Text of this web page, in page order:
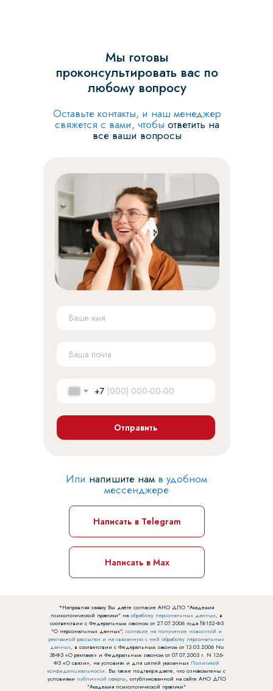
Мы готовы
проконсультировать вас по
любому вопросу
Оставьте контакты, и наш менеджер
свяжется с вами, чтобы ответить на
все ваши вопросы
+7
Отправить
Или напишите нам в удобном
мессенджере
Написать в Telegram
Написать в Max
*Направляя заявку Вы даёте согласие АНО ДПО "Академия
психологической практики" на обработку персональных данных, в
соответствии с Федеральным законом от 27.07.2006 года №152-ФЗ
"О персональных данных", согласие на получение новостной и
рекламной рассылки и на связанную с ней обработку персональных
данных, в соответствии с Федеральным законом от 13.03.2006 No
38-ФЗ «О рекламе» и Федеральным законом от 07.07.2003 г. N 126-
ФЗ «О связи», на условиях и для целей указанных Политикой
конфиденциальности. Вы также подтверждаете, что ознакомлены с
условиями публичной оферты, опубликованной на сайте АНО ДПО
"Академия психологической практики"